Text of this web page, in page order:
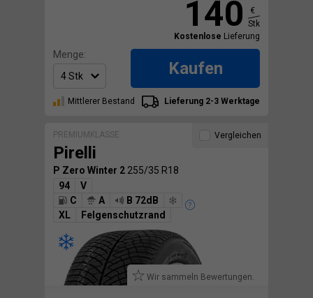
140
€
Stk
Kostenlose Lieferung
Menge:
Kaufen
Mittlerer Bestand Lieferung 2-3 Werktage
PREMIUMKLASSE
Pirelli
P Zero Winter 2 255/35 R18
94
V
C
A
B 72dB
XL
Felgenschutzrand
Wir sammeln Bewertungen.
Vergleichen